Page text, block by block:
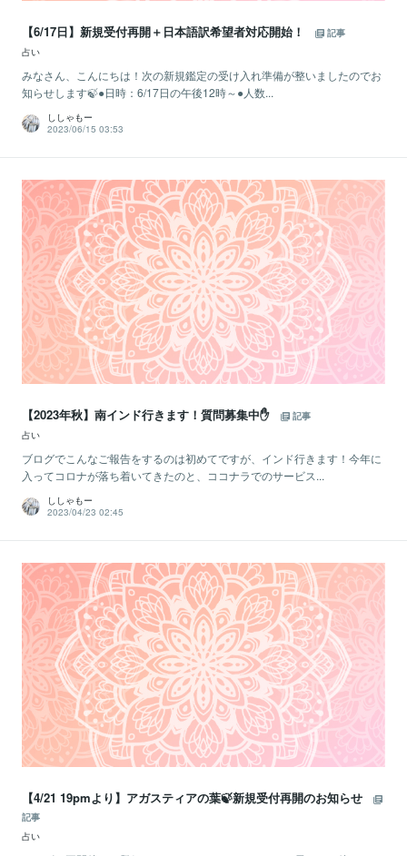
【6/17日】新規受付再開＋日本語訳希望者対応開始！
記事
占い
みなさん、こんにちは！次の新規鑑定の受け入れ準備が整いましたのでお
知らせします🍃●日時：6/17日の午後12時～●人数...
ししゃもー
2023/06/15 03:53
【2023年秋】南インド行きます！質問募集中✋
記事
占い
ブログでこんなご報告をするのは初めてですが、インド行きます！今年に
入ってコロナが落ち着いてきたのと、ココナラでのサービス...
ししゃもー
2023/04/23 02:45
【4/21 19pmより】アガスティアの葉🍃新規受付再開のお知らせ
記事
占い